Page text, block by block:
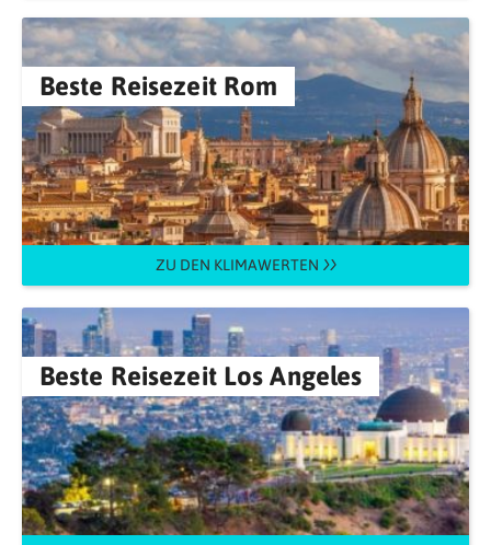
Beste Reisezeit Rom
ZU DEN KLIMAWERTEN
Beste Reisezeit Los Angeles